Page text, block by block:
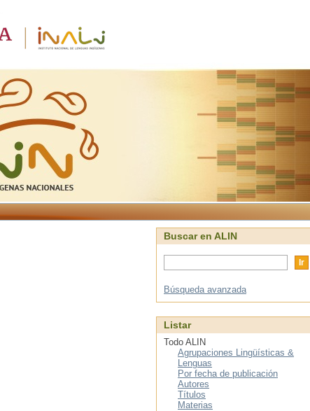
Buscar en ALIN
Búsqueda avanzada
Listar
Todo ALIN
Agrupaciones Lingüísticas &
Lenguas
Por fecha de publicación
Autores
Títulos
Materias